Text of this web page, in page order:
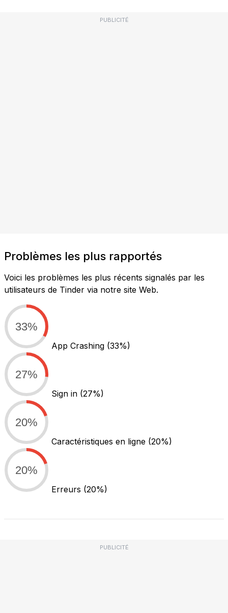
PUBLICITÉ
Problèmes les plus rapportés
Voici les problèmes les plus récents signalés par les
utilisateurs de Tinder via notre site Web.
33%
App Crashing (33%)
27%
Sign in (27%)
20%
Caractéristiques en ligne (20%)
20%
Erreurs (20%)
PUBLICITÉ